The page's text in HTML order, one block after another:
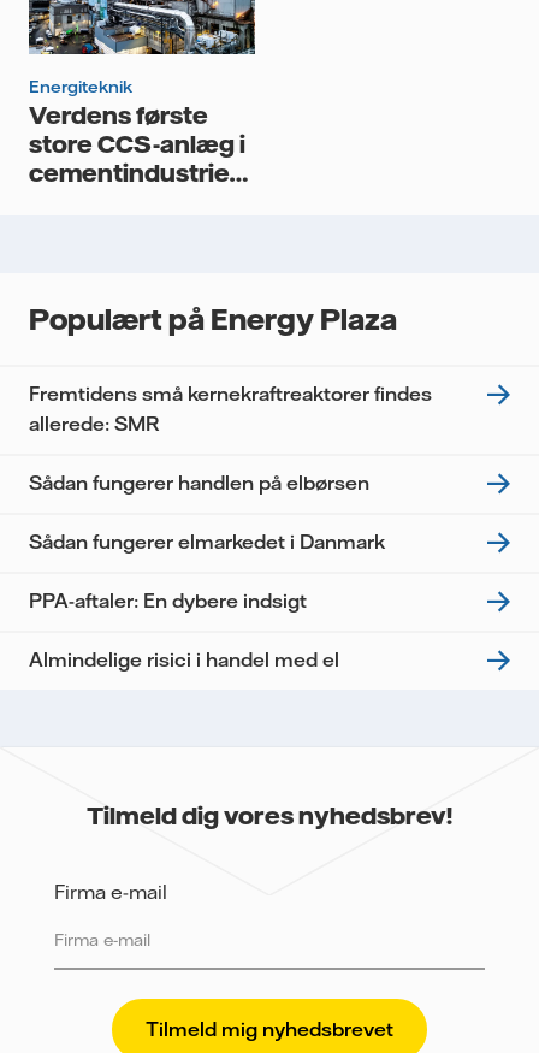
Energiteknik
Verdens første
store CCS-anlæg i
cementindustrien
Populært på Energy Plaza
Fremtidens små kernekraftreaktorer findes
allerede: SMR
Sådan fungerer handlen på elbørsen
Sådan fungerer elmarkedet i Danmark
PPA-aftaler: En dybere indsigt
Almindelige risici i handel med el
Tilmeld dig vores nyhedsbrev!
Firma e-mail
Vattenfall beskytter og respekterer dit privatliv. For at
Vattenfalls salg til store virksomheder kan sende